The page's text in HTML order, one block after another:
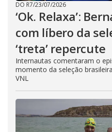
DO R7/23/07/2026
‘Ok. Relaxa’:
com líbero da
‘treta’ repercute
Internautas comentaram o
momento da seleção
VNL